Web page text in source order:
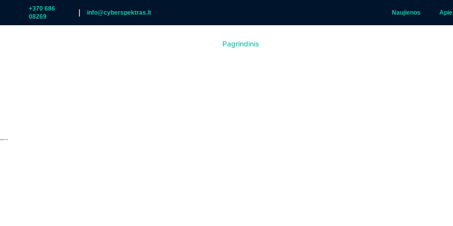
+370 686
08269
info@cyberspektras.lt Naujienos
Pagrindinis